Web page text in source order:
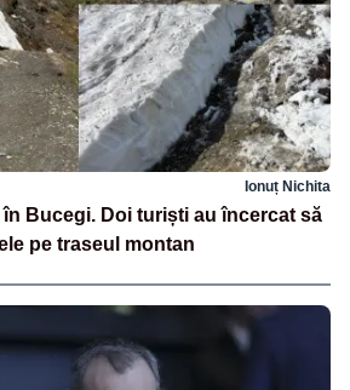
Ionuț Nichita
Bucegi. Doi turiști au încercat să
pe traseul montan